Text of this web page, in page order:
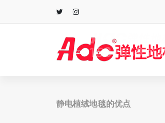
静电植绒地毯的优点